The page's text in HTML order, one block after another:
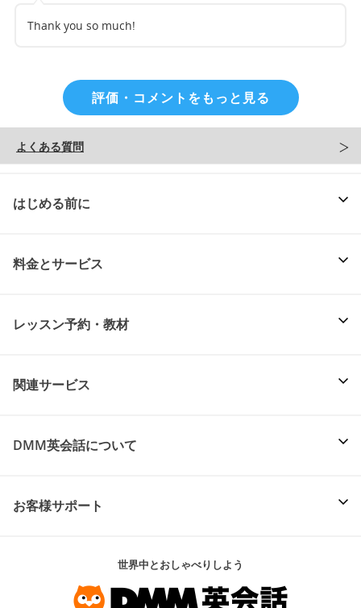
Thank you so much!
評価・コメントをもっと見る
よくある質問
はじめる前に
料金とサービス
レッスン予約・教材
関連サービス
DMM英会話について
お客様サポート
世界中とおしゃべりしよう